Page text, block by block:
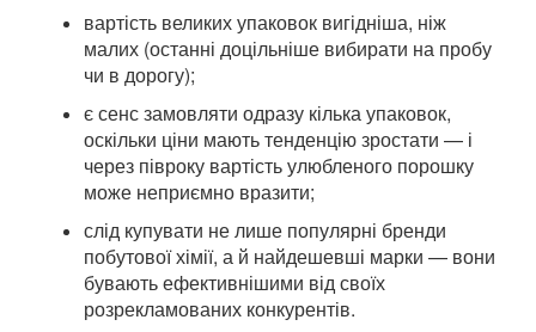
вартість великих упаковок вигідніша, ніж
малих (останні доцільніше вибирати на пробу
чи в дорогу);
є сенс замовляти одразу кілька упаковок,
оскільки ціни мають тенденцію зростати — і
через півроку вартість улюбленого порошку
може неприємно вразити;
слід купувати не лише популярні бренди
побутової хімії, а й найдешевші марки — вони
бувають ефективнішими від своїх
розрекламованих конкурентів.